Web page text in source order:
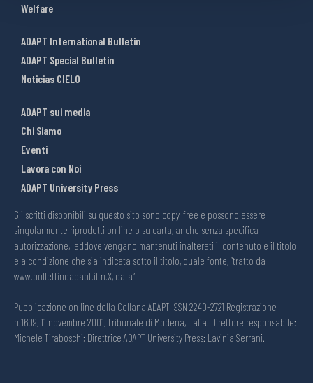
Welfare
ADAPT International Bulletin
ADAPT Special Bulletin
Noticias CIELO
ADAPT sui media
Chi Siamo
Eventi
Lavora con Noi
ADAPT University Press
Gli scritti disponibili su questo sito sono copy-free e possono essere
singolarmente riprodotti on line o su carta, anche senza specifica
autorizzazione, laddove vengano mantenuti inalterati il contenuto e il titolo
e a condizione che sia indicata sotto il titolo, quale fonte, “tratto da
www.bollettinoadapt.it n.X, data“
Pubblicazione on line della Collana ADAPT ISSN 2240-2721 Registrazione
n.1609, 11 novembre 2001, Tribunale di Modena, Italia. Direttore responsabile:
Michele Tiraboschi; Direttrice ADAPT University Press: Lavinia Serrani.